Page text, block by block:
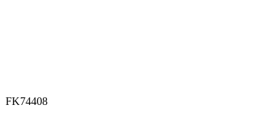
FK74408